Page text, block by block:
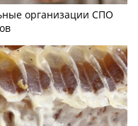
организации СПО